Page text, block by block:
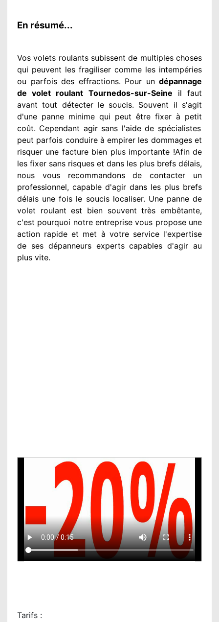
En résumé...
Vos volets roulants subissent de multipleschoses
qui peuvent les fragiliser comme les intempéries
ou parfois des effractions. Pour un dépannage
de volet roulant Tournedos-sur-Seine il faut
avant tout détecterle soucis. Souvent il s'agit
d'une panne minime qui peut être fixer à petit
coût. Cependant agirsans l'aide de spécialistes
peut parfois conduire à empirer les dommageset
risquer une facture bien plus importante !Afin de
les fixer sans risques et dans les plus brefs délais,
nous vous recommandonsde contacter un
professionnel, capable d'agir dans les plus brefs
délais une fois le soucislocaliser. Une panne de
volet roulant est bien souvent très embêtante,
c'est pourquoi notre entreprise vous propose une
action rapide et met à votre servicel'expertise
de ses dépanneurs expertscapables d'agir au
plus vite.
Tarifs :